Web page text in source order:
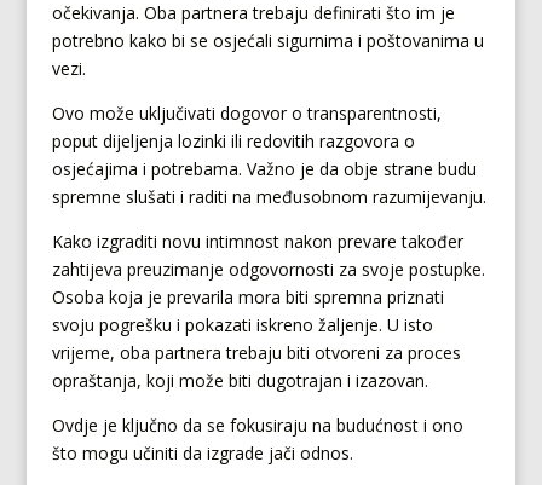
očekivanja. Oba partnera trebaju definirati što im je
potrebno kako bi se osjećali sigurnima i poštovanima u
vezi.
Ovo može uključivati dogovor o transparentnosti,
poput dijeljenja lozinki ili redovitih razgovora o
osjećajima i potrebama. Važno je da obje strane budu
spremne slušati i raditi na međusobnom razumijevanju.
Kako izgraditi novu intimnost nakon prevare također
zahtijeva preuzimanje odgovornosti za svoje postupke.
Osoba koja je prevarila mora biti spremna priznati
svoju pogrešku i pokazati iskreno žaljenje. U isto
vrijeme, oba partnera trebaju biti otvoreni za proces
opraštanja, koji može biti dugotrajan i izazovan.
Ovdje je ključno da se fokusiraju na budućnost i ono
što mogu učiniti da izgrade jači odnos.